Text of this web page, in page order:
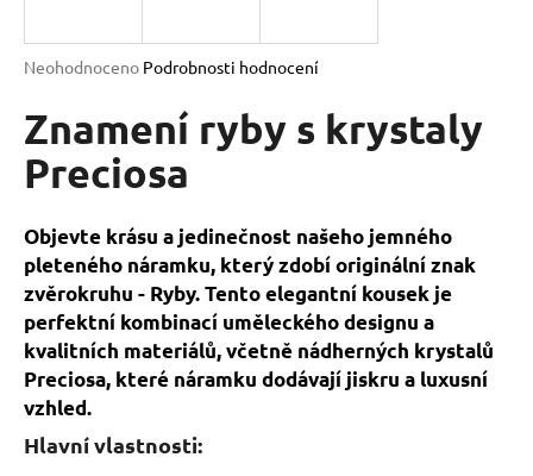
Průměrné
produktu
je
0,0
hvězdiček.
Neohodnoceno Podrobnosti hodnocení
Znamení ryby s krystaly
Preciosa
Objevte krásu a jedinečnost našeho jemného
pleteného náramku, který zdobí originální znak
zvěrokruhu - Ryby. Tento elegantní kousek je
perfektní kombinací uměleckého designu a
kvalitních materiálů, včetně nádherných krystalů
Preciosa, které náramku dodávají jiskru a luxusní
vzhled.
Hlavní vlastnosti:
j
t
?
HLEDAT
D
o
p
o